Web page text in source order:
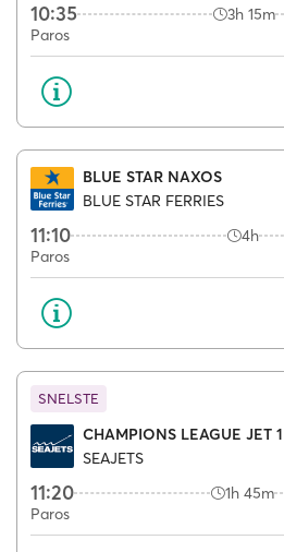
10:35 3h 15m
Paros
BLUE STAR NAXOS
BLUE STAR FERRIES
11:10 4h
Paros
SNELSTE
CHAMPIONS LEAGUE JET 1
SEAJETS
11:20 1h 45m
Paros